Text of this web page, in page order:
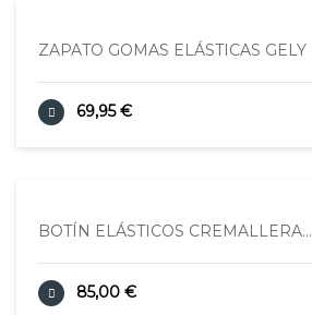
ZAPATO GOMAS ELÁSTICAS GELY
69,95 €
BOTÍN ELÁSTICOS CREMALLERA...
85,00 €